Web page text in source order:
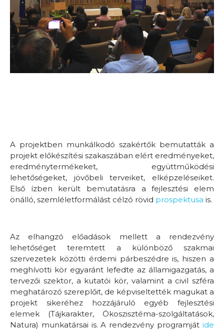
A projektben munkálkodó szakértők bemutatták a
projekt előkészítési szakaszában elért eredményeket,
eredménytermékeket, együttműködési
lehetőségeket, jövőbeli terveiket, elképzeléseiket.
Első ízben került bemutatásra a fejlesztési elem
önálló, szemléletformálást célzó rövid prospektusa is.
Az elhangzó előadások mellett a rendezvény
lehetőséget teremtett a különböző szakmai
szervezetek közötti érdemi párbeszédre is, hiszen a
meghívotti kör egyaránt lefedte az államigazgatás, a
tervezői szektor, a kutatói kör, valamint a civil szféra
meghatározó szereplőit, de képviseltették magukat a
projekt sikeréhez hozzájáruló egyéb fejlesztési
elemek (Tájkarakter, Ökoszisztéma-szolgáltatások,
Natura) munkatársai is. A rendezvény programját ide